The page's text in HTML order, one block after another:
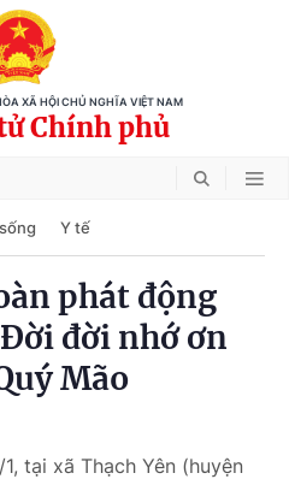
XÃ HỘI CHỦ NGHĨA VIỆT NAM
Chính phủ
Y tế
phát động
đời nhớ ơn
Mão
tại xã Thạch Yên (huyện